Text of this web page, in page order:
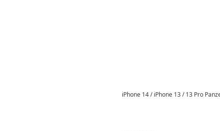
iPhone 14 / iPhone 13 / 13 Pro